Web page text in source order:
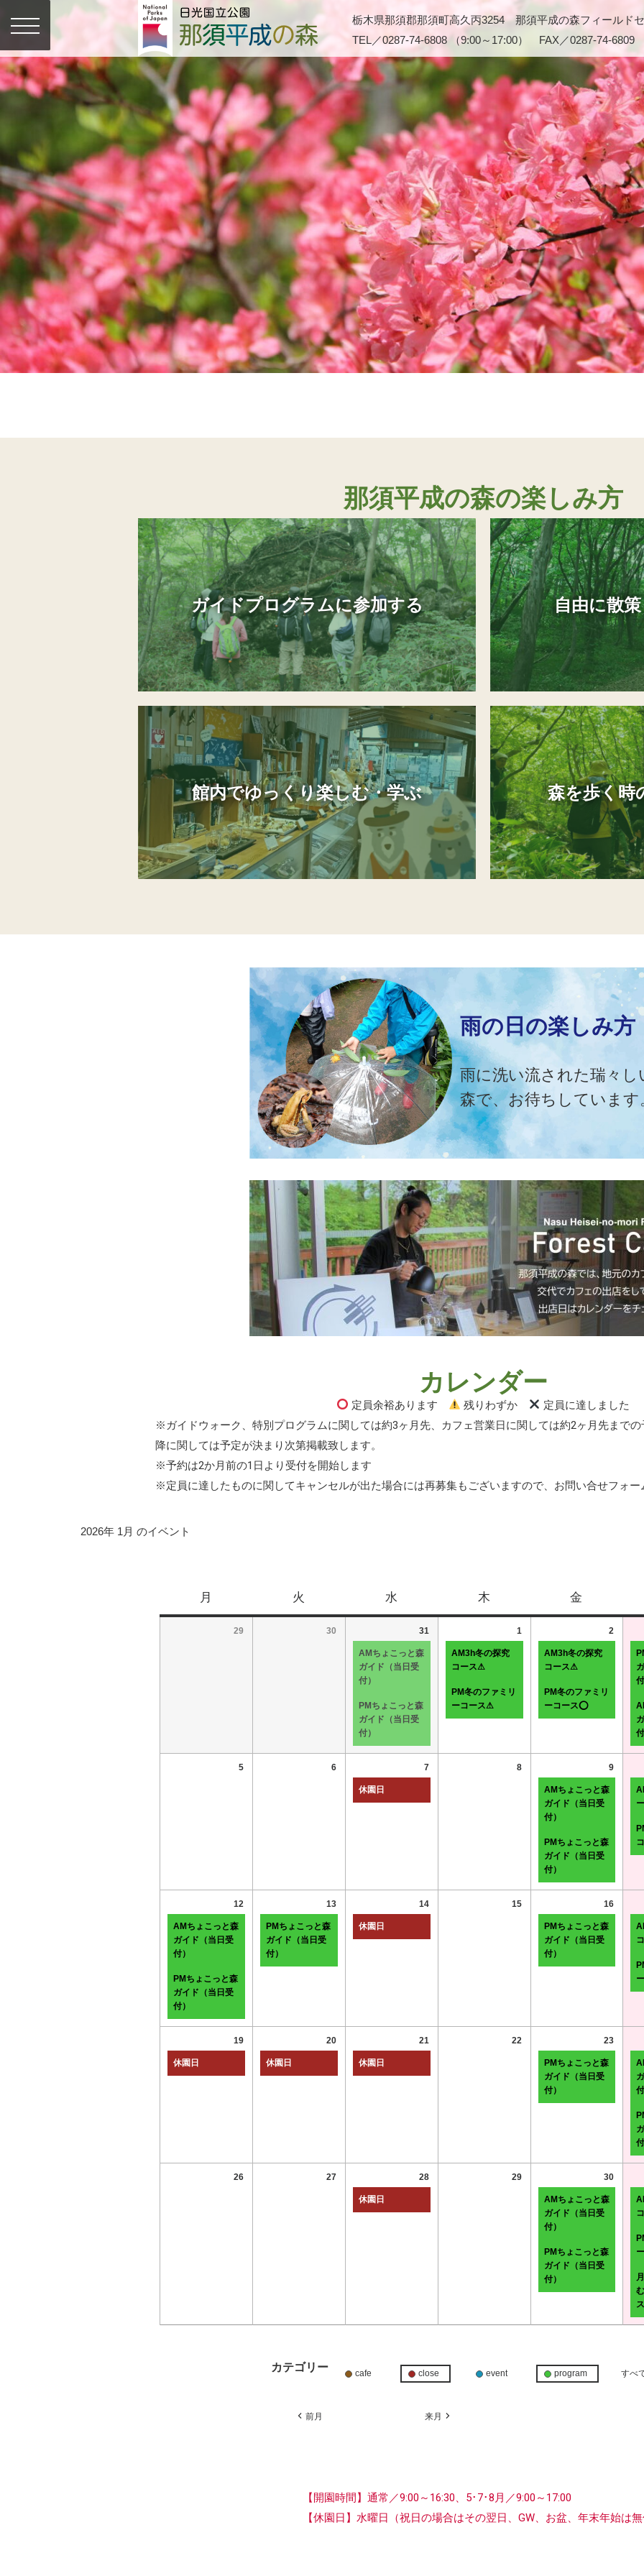
栃木県那須郡那須町高久丙3254 那須平成の森フィールド
TEL／0287-74-6808 （9:00～17:00） FAX／0287-74-6809
那須平成の森の楽しみ方
ガイドプログラムに参加する 自由に散
館内でゆっくり楽しむ・学ぶ 森を歩く時
雨の日の楽しみ方
雨に洗い流された瑞々し
森で、お待ちしています
カレンダー
定員余裕あります 残りわずか
定員に達しました
※ガイドウォーク、特別プログラムに関しては約3ヶ月先、カフェ営業日に関しては約2ヶ月先まで
降に関しては予定が決まり次第掲載致します。
※予約は2か月前の1日より受付を開始します
※定員に達したものに関してキャンセルが出た場合には再募集もございますので、お問い合せフォ
2026年 1月 のイベント
月 火 水 木 金
29 30 31
AMちょこっと森
ガイド（当日受
付）
PMちょこっと森
ガイド（当日受
付）
1
AM3h冬の探究
コース⚠
PM冬のファミリ
ーコース⚠
2
AM3h冬の探究
コース⚠
PM冬のファミリ
ーコース⭕
5 6 7
休園日
8 9
AMちょこっと森
ガイド（当日受
付）
PMちょこっと森
ガイド（当日受
付）
12
AMちょこっと森
ガイド（当日受
付）
PMちょこっと森
ガイド（当日受
付）
13
PMちょこっと森
ガイド（当日受
付）
14
休園日
15 16
PMちょこっと森
ガイド（当日受
付）
19
休園日
20
休園日
21
休園日
22 23
PMちょこっと森
ガイド（当日受
付）
26 27 28
休園日
29 30
AMちょこっと森
ガイド（当日受
付）
PMちょこっと森
ガイド（当日受
付）
カテゴリー cafe close event program すべ
前月 来月
【開園時間】 通常／9:00～16:30、5･7･8月／9:00～17:00
【休園日】水曜日 （祝日の場合はその翌日、GW、お盆、年末年始は